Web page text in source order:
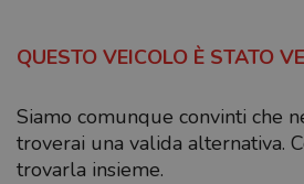
QUESTO VEICOLO È STATO
Siamo comunque convinti che
troverai una valida alternativa.
trovarla insieme.